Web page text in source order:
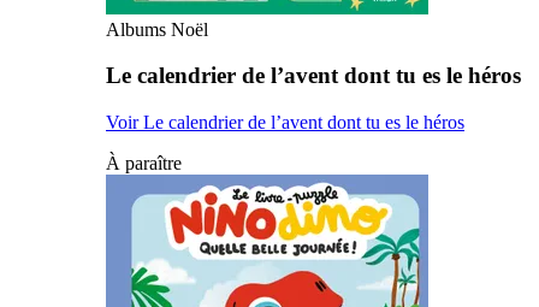
Albums Noël
Le calendrier de l’avent dont tu es le héros
Voir Le calendrier de l’avent dont tu es le héros
À paraître